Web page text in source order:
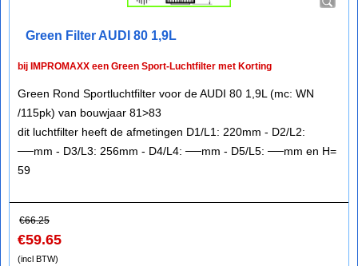
Green Filter AUDI 80 1,9L
bij IMPROMAXX een Green Sport-Luchtfilter met Korting
Green Rond Sportluchtfilter voor de AUDI 80 1,9L (mc: WN
/115pk) van bouwjaar 81>83
dit luchtfilter heeft de afmetingen D1/L1: 220mm - D2/L2:
──mm - D3/L3: 256mm - D4/L4: ──mm - D5/L5: ──mm en H=
59
€66.25
€59.65
(incl BTW)